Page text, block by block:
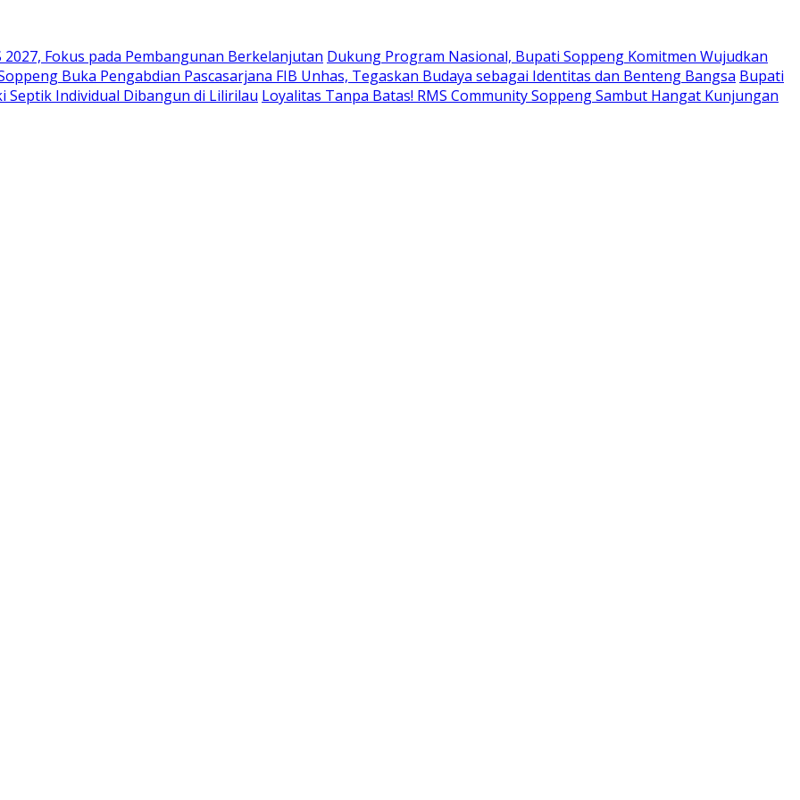
2027, Fokus pada Pembangunan Berkelanjutan Dukung Program Nasional, Bupati Soppeng Komitmen Wujudkan
Buka Pengabdian Pascasarjana FIB Unhas, Tegaskan Budaya sebagai Identitas dan Benteng Bangsa Bupati
Septik Individual Dibangun di Lilirilau Loyalitas Tanpa Batas! RMS Community Soppeng Sambut Hangat Kunjungan